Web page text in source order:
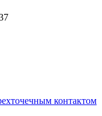
контактом